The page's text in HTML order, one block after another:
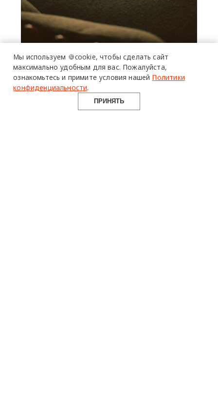
Мы используем 🍪cookie, чтобы сделать сайт
максимально удобным для вас. Пожалуйста,
ознакомьтесь и примите условия нашей Политики
конфиденциальности.
ПРИНЯТЬ